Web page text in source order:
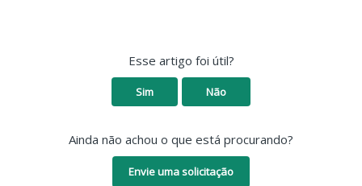
Esse artigo foi útil?
Sim Não
Ainda não achou o que está procurando?
Envie uma solicitação